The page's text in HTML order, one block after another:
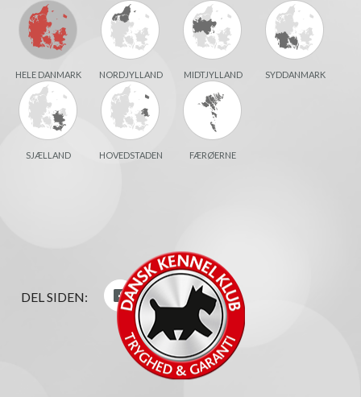
HELE DANMARK NORDJYLLAND MIDTJYLLAND SYDDANMARK
SJÆLLAND HOVEDSTADEN FÆRØERNE
DEL SIDEN: